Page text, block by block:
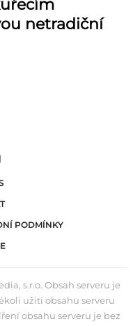
netradiční
PODMÍNKY
s.r.o. Obsah serveru je
užití obsahu serveru
obsahu serveru je bez